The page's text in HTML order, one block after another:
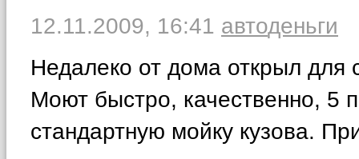
12.11.2009, 16:41 автоденьги
Недалеко от дома открыл для
Моют быстро, качественно, 5
стандартную мойку кузова.